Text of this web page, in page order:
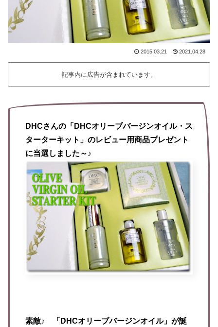
2015.03.21 2021.04.28
記事内に広告が含まれています。
DHCさんの「DHCオリーブバージンオイル・ス
ターターキット」のレビュー用商品プレゼント
に当選しました～♪
素敵♪ 「DHCオリーブバージンオイル」が誕